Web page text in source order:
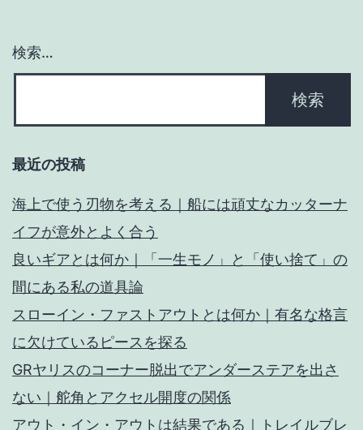
ン
検索…
最近の投稿
海上で使う刃物を考える｜船には頑丈なカッターナ
イフが意外とよく合う
良いギアとは何か｜「一生モノ」と「使い捨て」の
間にある私の道具論
スローイン・ファストアウトとは何か｜有名な格言
に欠けているピースを探る
GRヤリスのコーナー脱出でアンダーステアを出さ
ない｜舵角とアクセル開度の関係
アウト・イン・アウトは結果である｜トレイルブレ